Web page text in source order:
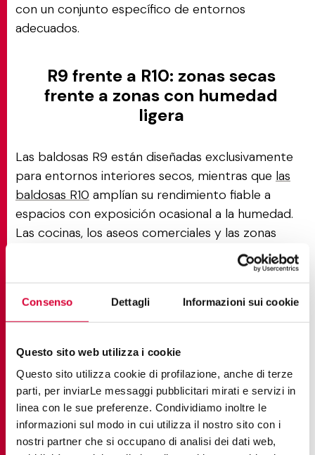
Consenso Dettagli Informazioni sui cookie
Questo sito web utilizza i cookie
Questo sito utilizza cookie di profilazione, anche di terze
parti, per inviarLe messaggi pubblicitari mirati e servizi in
linea con le sue preferenze. Condividiamo inoltre le
informazioni sul modo in cui utilizza il nostro sito con i
nostri partner che si occupano di analisi dei dati web,
con un conjunto específico de entornos
adecuados.
R9 frente a R10: zonas secas
frente a zonas con humedad
ligera
Las baldosas R9 están diseñadas exclusivamente
para entornos interiores secos, mientras que las
baldosas R10 amplían su rendimiento fiable a
espacios con exposición ocasional a la humedad.
Las cocinas, los aseos comerciales y las zonas
ligeramente húmedas en las que el contacto con
el agua es intermitente requieren una clasificación
y 19° según el ensayo DIN 51130.
R9 frente a R11: confort en
interiores frente a seguridad en
exteriores
El salto de R9 a R11 supone un cambio importante